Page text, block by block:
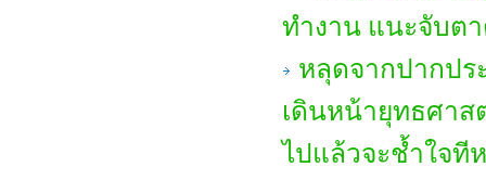
ทำงาน แนะจับต
หลุดจากปากปร
เดินหน้ายุทธศาส
ไปแล้วจะช้ำใจที